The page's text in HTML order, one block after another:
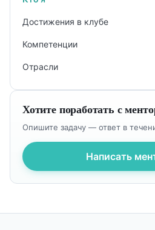
Достижения в клубе
Компетенции
Отрасли
Хотите поработать с
Опишите задачу — ответ в
Написать